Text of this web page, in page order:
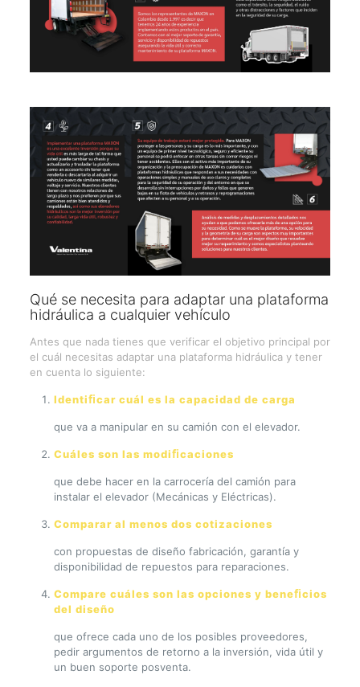
Qué se necesita para adaptar una plataforma
hidráulica a cualquier vehículo
Antes que nada tienes que verificar el objetivo principal por
el cuál necesitas adaptar una plataforma hidráulica y tener
en cuenta lo siguiente:
Identiﬁcar cuál es la capacidad de carga
que va a manipular en su camión con el elevador.
Cuáles son las modiﬁcaciones
que debe hacer en la carrocería del camión para
instalar el elevador (Mecánicas y Eléctricas).
Comparar al menos dos cotizaciones
con propuestas de diseño fabricación, garantía y
disponibilidad de repuestos para reparaciones.
Compare cuáles son las opciones y beneﬁcios
del diseño
que ofrece cada uno de los posibles proveedores,
pedir argumentos de retorno a la inversión, vida útil y
un buen soporte posventa.